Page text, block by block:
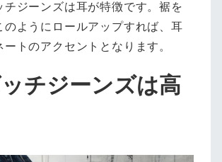
チジーンズは耳が特徴です。裾を
のようにロールアップすれば、耳
ートのアクセントとなります。
チジーンズは高